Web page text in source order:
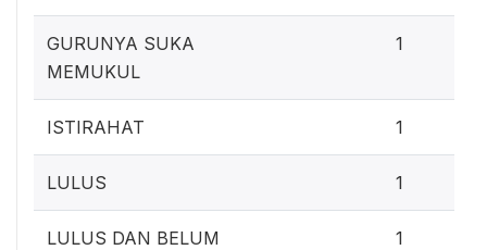
GURUNYA SUKA
MEMUKUL
1
ISTIRAHAT 1
LULUS 1
LULUS DAN BELUM
1